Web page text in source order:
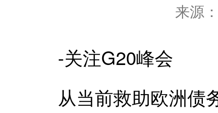
来源
-关注G20峰会
从当前救助欧洲债